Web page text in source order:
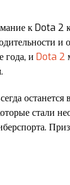
к Dota 2
и
года, и Dota 2
стали